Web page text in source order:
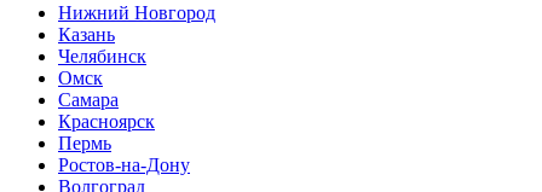
Нижний Новгород
Казань
Челябинск
Омск
Самара
Красноярск
Пермь
Ростов-на-Дону
Волгоград